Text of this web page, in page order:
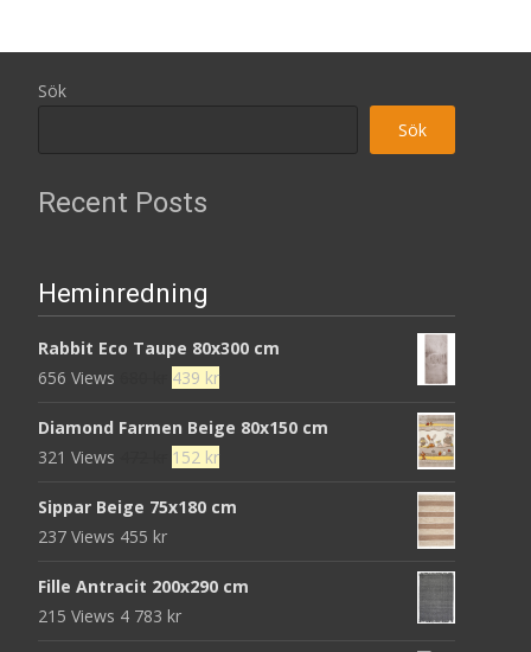
Sök
Sök
Recent Posts
Heminredning
Rabbit Eco Taupe 80x300 cm
656 Views
Det
priset
var:
439 krDet
priset
är:
Diamond Farmen Beige 80x150 cm
321 Views
Det
priset
152 krDet
priset
Sippar Beige 75x180 cm
237 Views 455 kr
Fille Antracit 200x290 cm
215 Views 4 783 kr